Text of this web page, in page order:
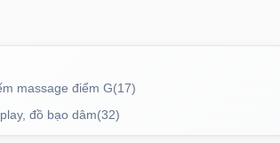
massage điểm G(17)
đồ bạo dâm(32)